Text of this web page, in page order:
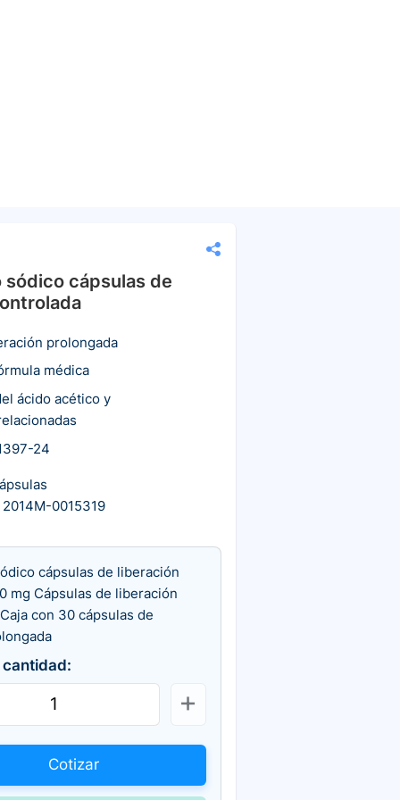
sódico cápsulas de
prolongada
médica
ácido acético y
24
2014M-0015319
cápsulas de liberación
mg Cápsulas de liberación
con 30 cápsulas de
cantidad:
Cotizar